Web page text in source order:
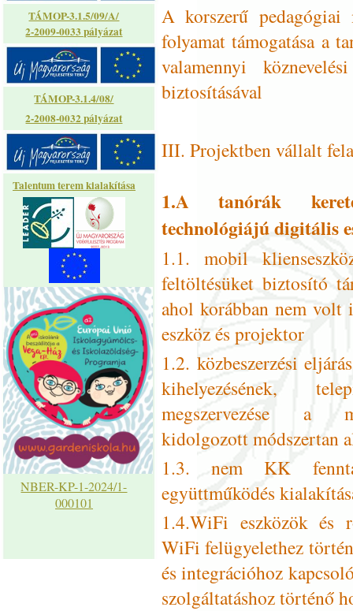
TÁMOP-3.1.5/09/A/
2-2009-0033 pályázat
TÁMOP-3.1.4/08/
2-2008-0032 pályázat
Talentum terem kialakítása
NBER-KP-1-2024/1-
000101
A korszerű pedagógiai
folyamat támogatása a
valamennyi
biztosításával
III. Projektben vállalt
1.A tanórák
technológiájú digitális
1.1. mobil
feltöltésüket biztosító
ahol korábban nem volt
eszköz és projektor
1.2. közbeszerzési
kihelyezésének,
megszervezése a
kidolgozott módszertan
1.3. nem KK
együttműködés
1.4.WiFi eszközök és
WiFi felügyelethez
és integrációhoz
szolgáltatáshoz történő